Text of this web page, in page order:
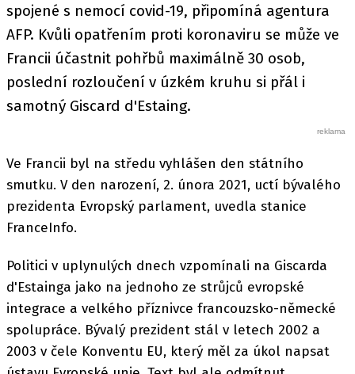
spojené s nemocí covid-19, připomíná agentura
AFP. Kvůli opatřením proti koronaviru se může ve
Francii účastnit pohřbů maximálně 30 osob,
poslední rozloučení v úzkém kruhu si přál i
samotný Giscard d'Estaing.
Ve Francii byl na středu vyhlášen den státního
smutku. V den narození, 2. února 2021, uctí bývalého
prezidenta Evropský parlament, uvedla stanice
FranceInfo.
Politici v uplynulých dnech vzpomínali na Giscarda
d'Estainga jako na jednoho ze strůjců evropské
integrace a velkého příznivce francouzsko-německé
spolupráce. Bývalý prezident stál v letech 2002 a
2003 v čele Konventu EU, který měl za úkol napsat